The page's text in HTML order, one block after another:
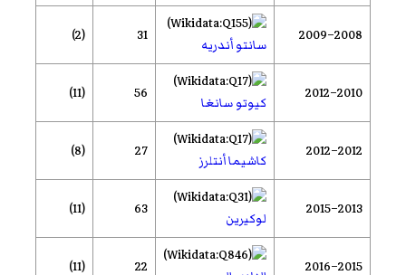
2008–2009
سانتو أندريه
31
(2)
2010–2012
كيوتو سانغا
56
(11)
2012–2012
كاشيما أنتلرز
27
(8)
2013–2015
لوكيرين
63
(11)
2015–2016
22
(11)